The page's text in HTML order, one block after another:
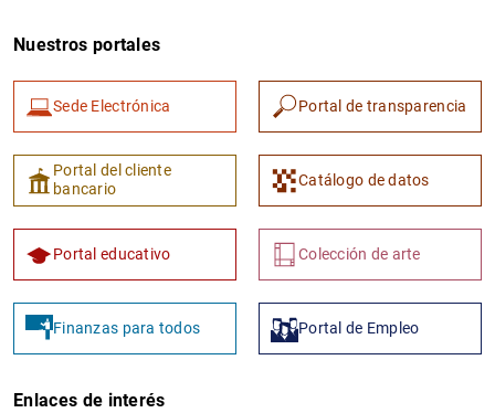
Nuestros portales
Sede Electrónica Portal de transparencia
Portal del cliente
bancario
Catálogo de datos
Portal educativo Colección de arte
Finanzas para todos Portal de Empleo
Enlaces de interés